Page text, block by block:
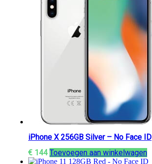
iPhone X 256GB Silver – No Face ID
€ 144 Toevoegen aan winkelwagen